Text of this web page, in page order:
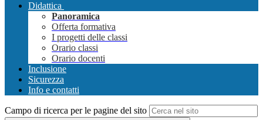
Didattica
Panoramica
Offerta formativa
I progetti delle classi
Orario classi
Orario docenti
Inclusione
Sicurezza
Info e contatti
Campo di ricerca per le pagine del sito